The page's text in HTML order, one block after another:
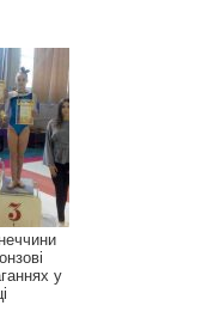
у